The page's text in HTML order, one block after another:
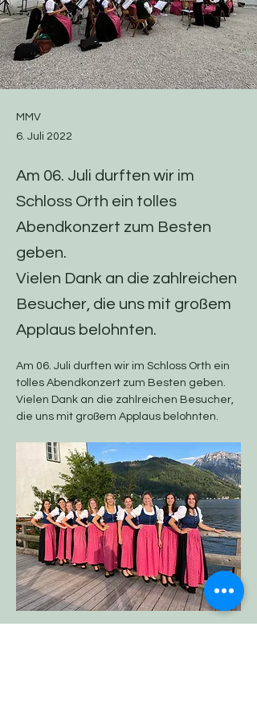
MMV
6. Juli 2022
Am 06. Juli durften wir im
Schloss Orth ein tolles
Abendkonzert zum Besten
geben.
Vielen Dank an die zahlreichen
Besucher, die uns mit großem
Applaus belohnten.
Am 06. Juli durften wir im Schloss Orth ein
tolles Abendkonzert zum Besten geben.
Vielen Dank an die zahlreichen Besucher,
die uns mit großem Applaus belohnten.